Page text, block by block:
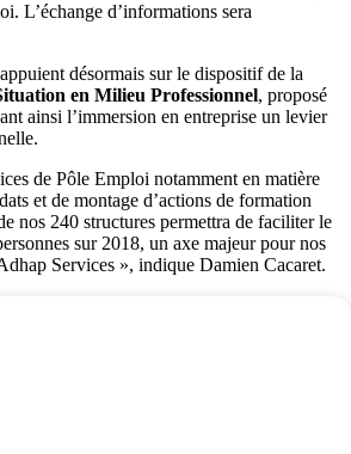
L’échange d’informations sera
désormais sur le dispositif de la
en Milieu Professionnel, proposé
ainsi l’immersion en entreprise un levier
de Pôle Emploi notamment en matière
et de montage d’actions de formation
nos 240 structures permettra de faciliter le
sur 2018, un axe majeur pour nos
Services », indique Damien Cacaret.